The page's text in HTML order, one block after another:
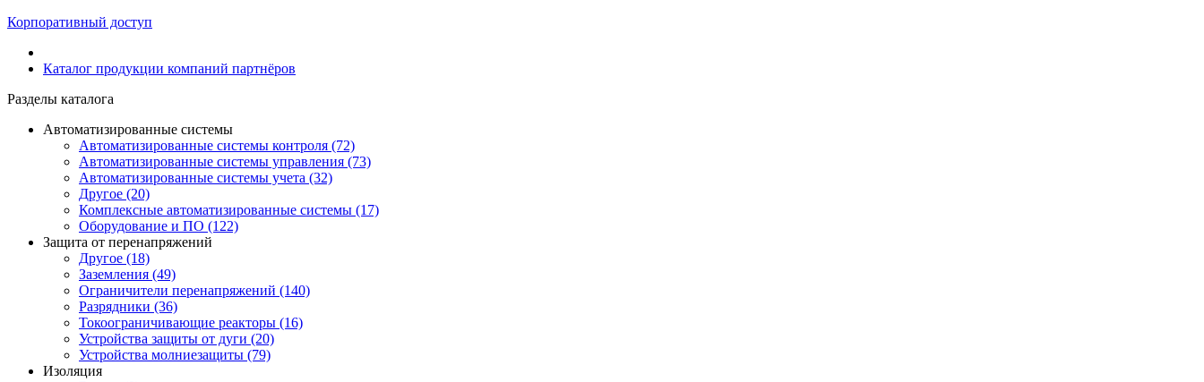
Корпоративный доступ
Каталог продукции компаний партнёров
Разделы каталога
Автоматизированные системы
Автоматизированные системы контроля (72)
Автоматизированные системы управления (73)
Автоматизированные системы учета (32)
Другое (20)
Комплексные автоматизированные системы (17)
Оборудование и ПО (122)
Защита от перенапряжений
Другое (18)
Заземления (49)
Ограничители перенапряжений (140)
Разрядники (36)
Токоограничивающие реакторы (16)
Устройства защиты от дуги (20)
Устройства молниезащиты (79)
Изоляция